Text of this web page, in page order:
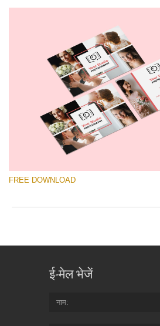
कृपया चुने
Free Template #51
Wedding Photography Templates
मुफ्त डाउनलोड
FREE DOWNLOAD
ई-मेल भेजें
नाम